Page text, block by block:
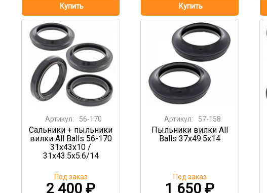
Артикул: 56-170
Сальники + пыльники
вилки All Balls 56-170
31x43x10 /
31x43.5x5.6/14
2 400 ₽
Под заказ
Артикул: 57-158
Пыльники вилки All
Balls 37x49.5x14
1 650 ₽
Под заказ